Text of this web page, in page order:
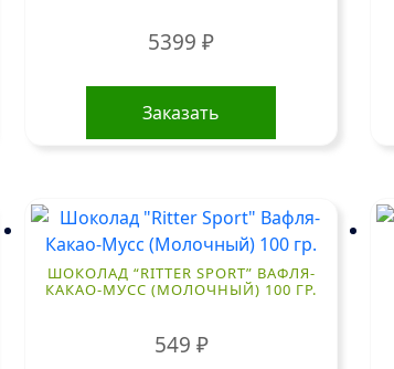
5399 ₽
Заказать
ШОКОЛАД “RITTER SPORT” ВАФЛЯ-
КАКАО-МУСС (МОЛОЧНЫЙ) 100 ГР.
549 ₽